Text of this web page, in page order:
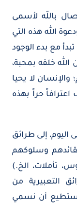
باللّه لأسمى
الله هذه التي
مع بدء الوجود
خلقه بمحبة،
والإنسان لا يحيا
حراً بهذه
اليوم، إلى طرائق
وسلوكهم
تأملات، الخ.)
التعبيرية من
نستطيع أن نسمي